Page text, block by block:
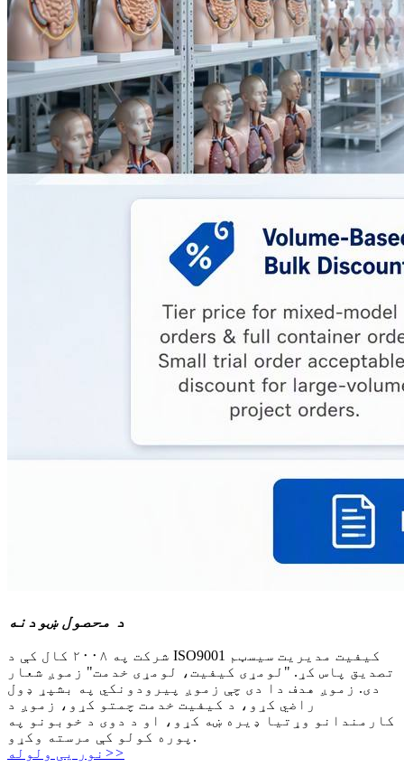
د محصول ښودنه
شرکت په ۲۰۰۸ کال کې د ISO9001 کیفیت مدیریت سیسټم
تصدیق پاس کړ. "لومړی کیفیت، لومړی خدمت" زموږ شعار
دی. زموږ هدف دا دی چې زموږ پیرودونکي په بشپړ ډول
راضي کړو، د کیفیت خدمت چمتو کړو، زموږ د
کارمندانو وړتیا ډیره ښه کړو، او د دوی د خوبونو په
پوره کولو کې مرسته وکړو.
نور یی ولوله >>